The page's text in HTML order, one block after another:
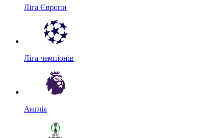
Ліга Європи
Ліга чемпіонів
Англія